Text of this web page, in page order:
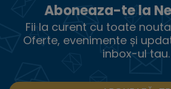
Aboneaza-te la
Fii la curent cu toate
Oferte, evenimente și
inbox-ul tau.